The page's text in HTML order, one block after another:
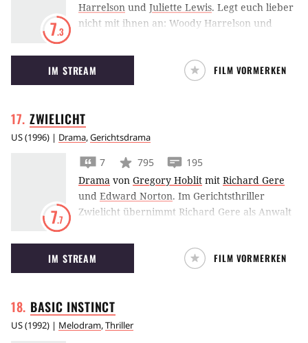
7.3
Harrelson und Juliette Lewis. Legt euch lieber
nicht mit ihnen an: Woody Harrelson und
IM STREAM FILM VORMERKEN
ZWIELICHT
US(1996) | Drama,Gerichtsdrama
7.7
7 795
195
Drama von Gregory Hoblit mit Richard Gere
und Edward Norton. Im Gerichtsthriller
Zwielicht übernimmt Richard Gere als Anwalt
gehaltenen Messdieners Edward Norton.
IM STREAM FILM VORMERKEN
BASIC INSTINCT
US(1992) | Melodram,Thriller